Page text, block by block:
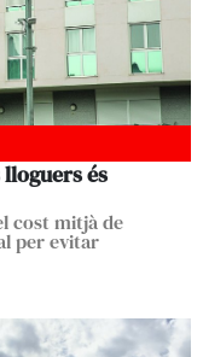
és
cost mitjà de
per evitar